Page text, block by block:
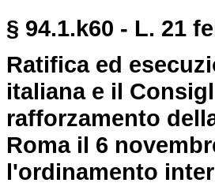
§ 94.1.k60 - L. 21
Ratifica ed
italiana e il
rafforzamento
Roma il 6
l'ordinamento